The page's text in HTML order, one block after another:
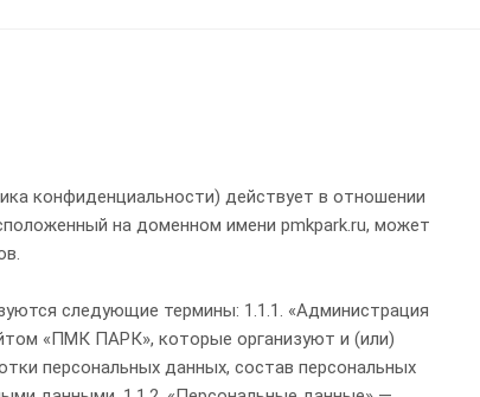
конфиденциальности) действует в отношении
на доменном имени pmkpark.ru, может
Федерации только по основаниям и в порядке, установленным законодательством Российской Федерации. 5.3. При утрате или разглашении персональных данных Администрация вправе не информировать Пользователя об утрате или разглашении персональных данных. 5.4. Администрация принимает необходимые организационные и технические меры для защиты персональной информации Пользователя от неправомерного или случайного доступа, уничтожения, изменения, блокирования, копирования, распространения, а также от иных неправомерных действий третьих лиц. 5.5. Администрация совместно с Пользователем принимает все необходимые меры по предотвращению убытков или иных отрицательных последствий, вызванных утратой или разглашением персональных данных Пользователя. 6. Права и обязанности сторон 6.1. Пользователь вправе: 6.1.1. Принимать свободное решение о предоставлении своих персональных данных, необходимых для использования сайта «ПМК ПАРК», и давать согласие на их обработку. 6.1.2. Обновить, дополнить предоставленную информацию о персональных данных в случае изменения данной информации. 6.1.3. Пользователь имеет право на получение у Администрации информации, касающейся обработки его персональных данных, если такое право не ограничено в соответствии с федеральными законами. Пользователь вправе требовать от Администрации уточнения его персональных данных, их блокирования или уничтожения в случае, если персональные данные являются неполными, устаревшими, неточными, незаконно полученными или не являются необходимыми для заявленной цели обработки, а также принимать предусмотренные законом меры по защите своих прав. Для этого достаточно уведомить Администрацию по указанному E-mail адресу. 6.2. Администрация обязана: 6.2.1. Использовать полученную информацию исключительно для целей, указанных в п. 4 настоящей Политики конфиденциальности. 6.2.2. Обеспечить хранение конфиденциальной информации в тайне, не разглашать без предварительного письменного разрешения Пользователя, а также не осуществлять продажу, обмен, опубликование, либо разглашение иными возможными способами переданных персональных данных Пользователя, за исключением п.п. 5.2. настоящей Политики Конфиденциальности. 6.2.3. Принимать меры предосторожности для защиты конфиденциальности персональных данных Пользователя согласно порядку, обычно используемого для защиты такого рода информации в существующем деловом обороте. 6.2.4. Осуществить блокирование персональных данных, относящихся к соответствующему Пользователю, с момента обращения или запроса Пользователя, или его законного представителя либо уполномоченного органа по защите прав субъектов персональных данных на период проверки, в случае выявления недостоверных персональных данных или неправомерных действий. 7. Ответственность сторон 7.1. Администрация, не исполнившая свои обязательства, несёт ответственность за убытки, понесённые Пользователем в связи с неправомерным использованием персональных данных, в соответствии с законодательством Российской Федерации, за исключением случаев, предусмотренных п.п. 5.2. и 7.2. настоящей Политики Конфиденциальности. 7.2. В случае утраты или разглашения Конфиденциальной информации Администрация не несёт ответственность, если данная конфиденциальная информация: 7.2. В случае утраты или разглашения Конфиденциальной информации Администрация не несёт ответственность, если данная конфиденциальная информация: 7.2.1. Стала публичным достоянием до её утраты или разглашения. 7.2.2. Была получена от третьей стороны до момента её получения Администрацией Ресурса. 7.2.3. Была разглашена с согласия Пользователя. 7.3. Пользователь несет полную ответственность за соблюдение требований законодательства РФ, в том числе законов о